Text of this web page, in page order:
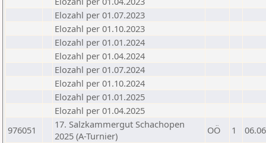
Elozahl per 01.07.2023
Elozahl per 01.10.2023
Elozahl per 01.01.2024
Elozahl per 01.04.2024
Elozahl per 01.07.2024
Elozahl per 01.10.2024
Elozahl per 01.01.2025
Elozahl per 01.04.2025
976051
17. Salzkammergut Schachopen
2025 (A-Turnier)
OÖ 1